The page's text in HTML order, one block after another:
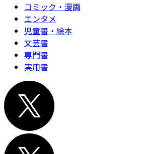
コミック・漫画
エンタメ
児童書・絵本
文芸書
専門書
実用書